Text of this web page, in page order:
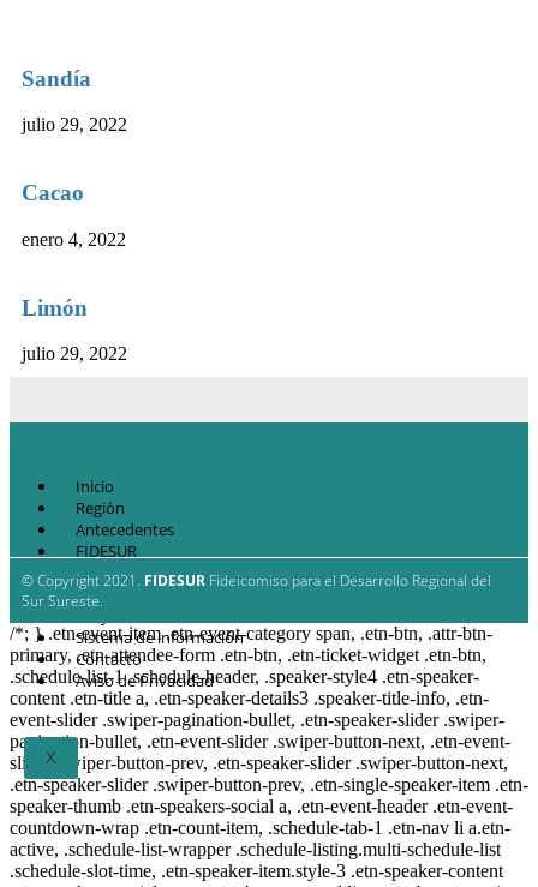
Sandía
julio 29, 2022
Cacao
enero 4, 2022
Limón
julio 29, 2022
Inicio
Región
Antecedentes
FIDESUR
Estrategia Regional
Planes y estudio
Sistema de información
Contacto
Aviso de Privacidad
X
© Copyright 2021. FIDESUR Fideicomiso para el Desarrollo Regional del
Sur Sureste.
/*; } .etn-event-item .etn-event-category span, .etn-btn, .attr-btn-
primary, .etn-attendee-form .etn-btn, .etn-ticket-widget .etn-btn,
.schedule-list-1 .schedule-header, .speaker-style4 .etn-speaker-
content .etn-title a, .etn-speaker-details3 .speaker-title-info, .etn-
event-slider .swiper-pagination-bullet, .etn-speaker-slider .swiper-
pagination-bullet, .etn-event-slider .swiper-button-next, .etn-event-
slider .swiper-button-prev, .etn-speaker-slider .swiper-button-next,
.etn-speaker-slider .swiper-button-prev, .etn-single-speaker-item .etn-
speaker-thumb .etn-speakers-social a, .etn-event-header .etn-event-
countdown-wrap .etn-count-item, .schedule-tab-1 .etn-nav li a.etn-
active, .schedule-list-wrapper .schedule-listing.multi-schedule-list
.schedule-slot-time, .etn-speaker-item.style-3 .etn-speaker-content